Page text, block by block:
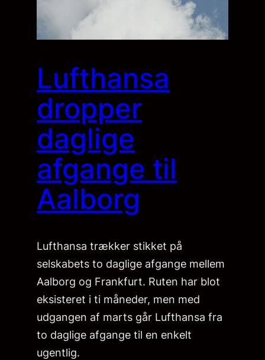
Lufthansa
dropper
daglige
afgange til
Aalborg
Lufthansa trækker stikket på
selskabets to daglige afgange mellem
Aalborg og Frankfurt. Ruten har blot
eksisteret i ti måneder, men med
udgangen af marts går Lufthansa fra
to daglige afgange til en enkelt
ugentlig.